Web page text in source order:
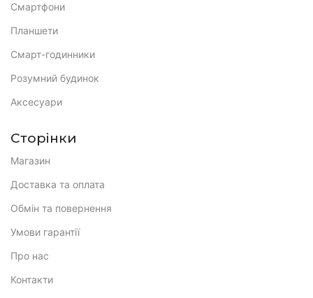
Смартфони
Планшети
Смарт-годинники
Розумний будинок
Аксесуари
Сторінки
Магазин
Доставка та оплата
Обмін та повернення
Умови гарантії
Про нас
Контакти